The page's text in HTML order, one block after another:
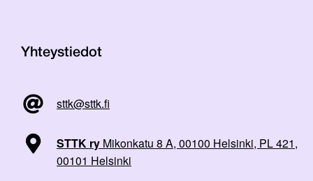
Yhteystiedot
sttk@sttk.fi
STTK ry Mikonkatu 8 A, 00100 Helsinki, PL 421,
00101 Helsinki